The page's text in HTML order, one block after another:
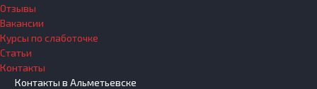
Отзывы
Вакансии
Курсы по слаботочке
Статьи
Контакты
Контакты в Альметьевске